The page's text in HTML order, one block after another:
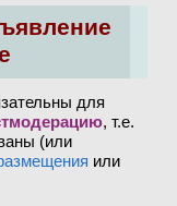
для
, т.е.
(или
или